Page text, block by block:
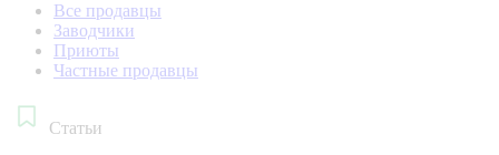
Все продавцы
Заводчики
Приюты
Частные продавцы
Статьи